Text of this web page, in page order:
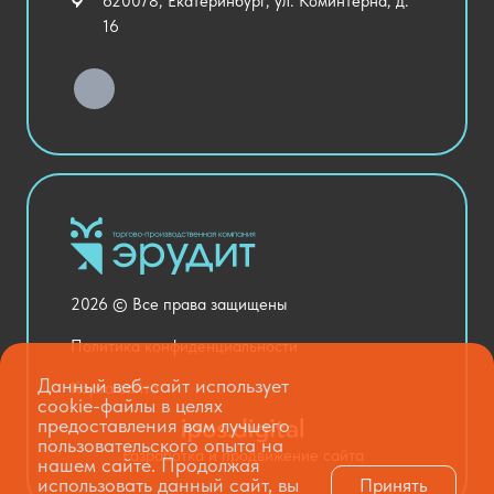
Уличное оборудование
Хозяйственные Товары
Столовая и пищеблок
Оснащение кабинетов
Медицинский кабинет
Национальные проекты
16
2026 © Все права защищены
Политика конфиденциальности
Карта сайта
Разработка и продвижение сайта
Данный веб-сайт использует
cookie-файлы в целях
предоставления вам лучшего
пользовательского опыта на
нашем сайте. Продолжая
использовать данный сайт, вы
Принять